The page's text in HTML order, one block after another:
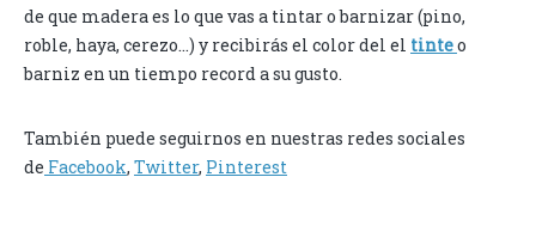
de que madera es lo que vas a tintar o barnizar (pino,
roble, haya, cerezo…) y recibirás el color del el tinteo
barniz en un tiempo record a su gusto.
También puede seguirnos en nuestras redes sociales
de Facebook, Twitter, Pinterest